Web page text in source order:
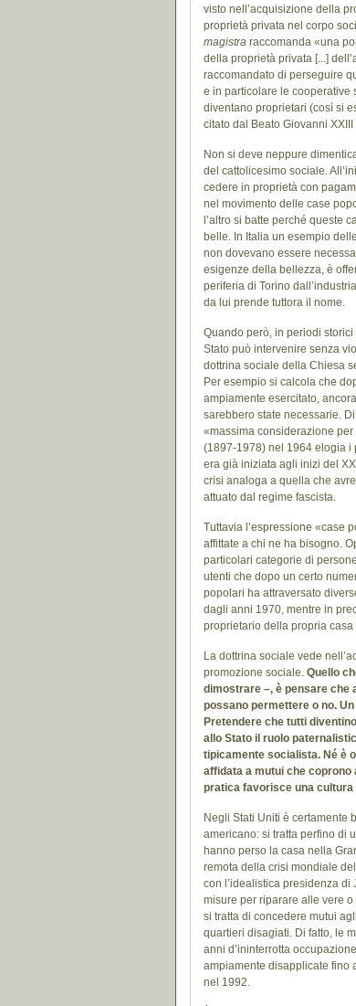
visto nell’acquisizione della
proprietà privata nel corpo
magistra raccomanda «una
della proprietà privata [...]
raccomandato di perseguire
e in particolare le cooperative
diventano proprietari (così si
citato dal Beato Giovanni
Non si deve neppure
del cattolicesimo sociale.
cedere in proprietà con
nel movimento delle case
l’altro si batte perché queste
belle. In Italia un esempio
non dovevano essere
esigenze della bellezza, è
periferia di Torino
da lui prende tuttora il nome.
Quando però, in periodi
Stato può intervenire senza
dottrina sociale della Chiesa
Per esempio si calcola che
ampiamente esercitato,
sarebbero state necessarie.
«massima considerazione
(1897-1978) nel 1964 elogia
era già iniziata agli inizi del
crisi analoga a quella che
attuato dal regime fascista.
Tuttavia l’espressione «case
affittate a chi ne ha bisogno.
particolari categorie di
utenti che dopo un certo
popolari ha attraversato
dagli anni 1970, mentre in
proprietario della propria
La dottrina sociale vede
promozione sociale. Quello
dimostrare –, è pensare che
possano permettere o no.
Pretendere che tutti
allo Stato il ruolo
tipicamente socialista. Né è
affidata a mutui che coprono
pratica favorisce una cultura
Negli Stati Uniti è certamente
americano: si tratta perfino di
hanno perso la casa nella
remota della crisi mondiale
con l’idealistica presidenza
misure per riparare alle vere
si tratta di concedere mutui
quartieri disagiati. Di fatto, le
anni d’ininterrotta
ampiamente disapplicate fino
nel 1992.